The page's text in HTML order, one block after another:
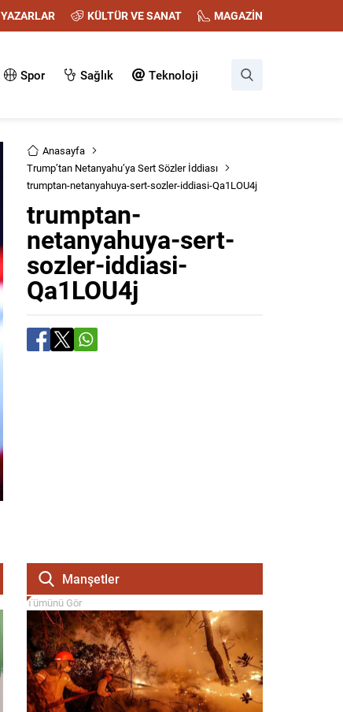
YAZARLAR KÜLTÜR VE SANAT MAGAZİN
Spor Sağlık Teknoloji
Anasayfa
Trump’tan Netanyahu’ya Sert Sözler İddiası
trumptan-netanyahuya-sert-sozler-iddiasi-Qa1LOU4j
trumptan-
netanyahuya-sert-
sozler-iddiasi-
Qa1LOU4j
Manşetler
Tümünü Gör